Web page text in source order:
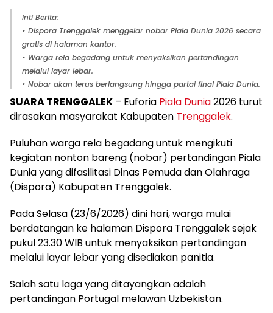
Inti Berita:
• Dispora Trenggalek menggelar nobar Piala Dunia 2026 secara
gratis di halaman kantor.
• Warga rela begadang untuk menyaksikan pertandingan
melalui layar lebar.
• Nobar akan terus berlangsung hingga partai final Piala Dunia.
SUARA TRENGGALEK – Euforia Piala Dunia2026 turut
dirasakan masyarakat Kabupaten Trenggalek.
Puluhan warga rela begadang untuk mengikuti
kegiatan nonton bareng (nobar) pertandingan Piala
Dunia yang difasilitasi Dinas Pemuda dan Olahraga
(Dispora) Kabupaten Trenggalek.
Pada Selasa (23/6/2026) dini hari, warga mulai
berdatangan ke halaman Dispora Trenggalek sejak
pukul 23.30 WIB untuk menyaksikan pertandingan
melalui layar lebar yang disediakan panitia.
Salah satu laga yang ditayangkan adalah
pertandingan Portugal melawan Uzbekistan.